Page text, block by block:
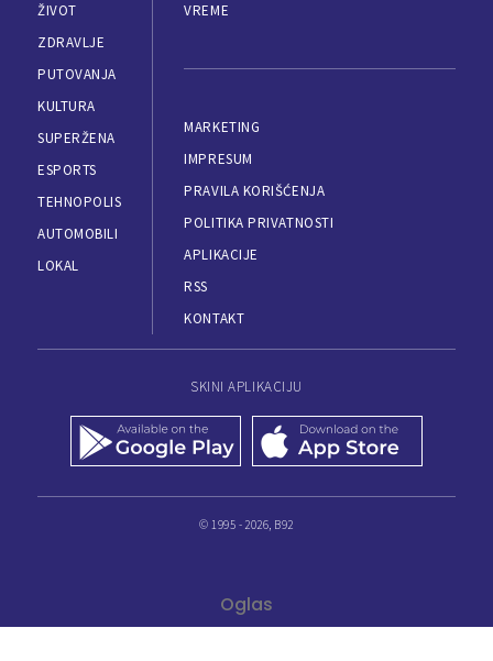
ŽIVOT
ZDRAVLJE
PUTOVANJA
KULTURA
SUPERŽENA
ESPORTS
TEHNOPOLIS
AUTOMOBILI
LOKAL
VREME
MARKETING
IMPRESUM
PRAVILA KORIŠĆENJA
POLITIKA PRIVATNOSTI
APLIKACIJE
RSS
KONTAKT
SKINI APLIKACIJU
© 1995 - 2026, B92